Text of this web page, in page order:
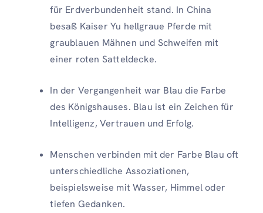
für Erdverbundenheit stand. In China
besaß Kaiser Yu hellgraue Pferde mit
graublauen Mähnen und Schweifen mit
einer roten Satteldecke.
In der Vergangenheit war Blau die Farbe
des Königshauses. Blau ist ein Zeichen für
Intelligenz, Vertrauen und Erfolg.
Menschen verbinden mit der Farbe Blau oft
unterschiedliche Assoziationen,
beispielsweise mit Wasser, Himmel oder
tiefen Gedanken.